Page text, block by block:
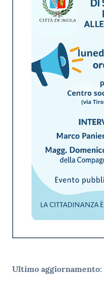
Ultimo aggiornamento: